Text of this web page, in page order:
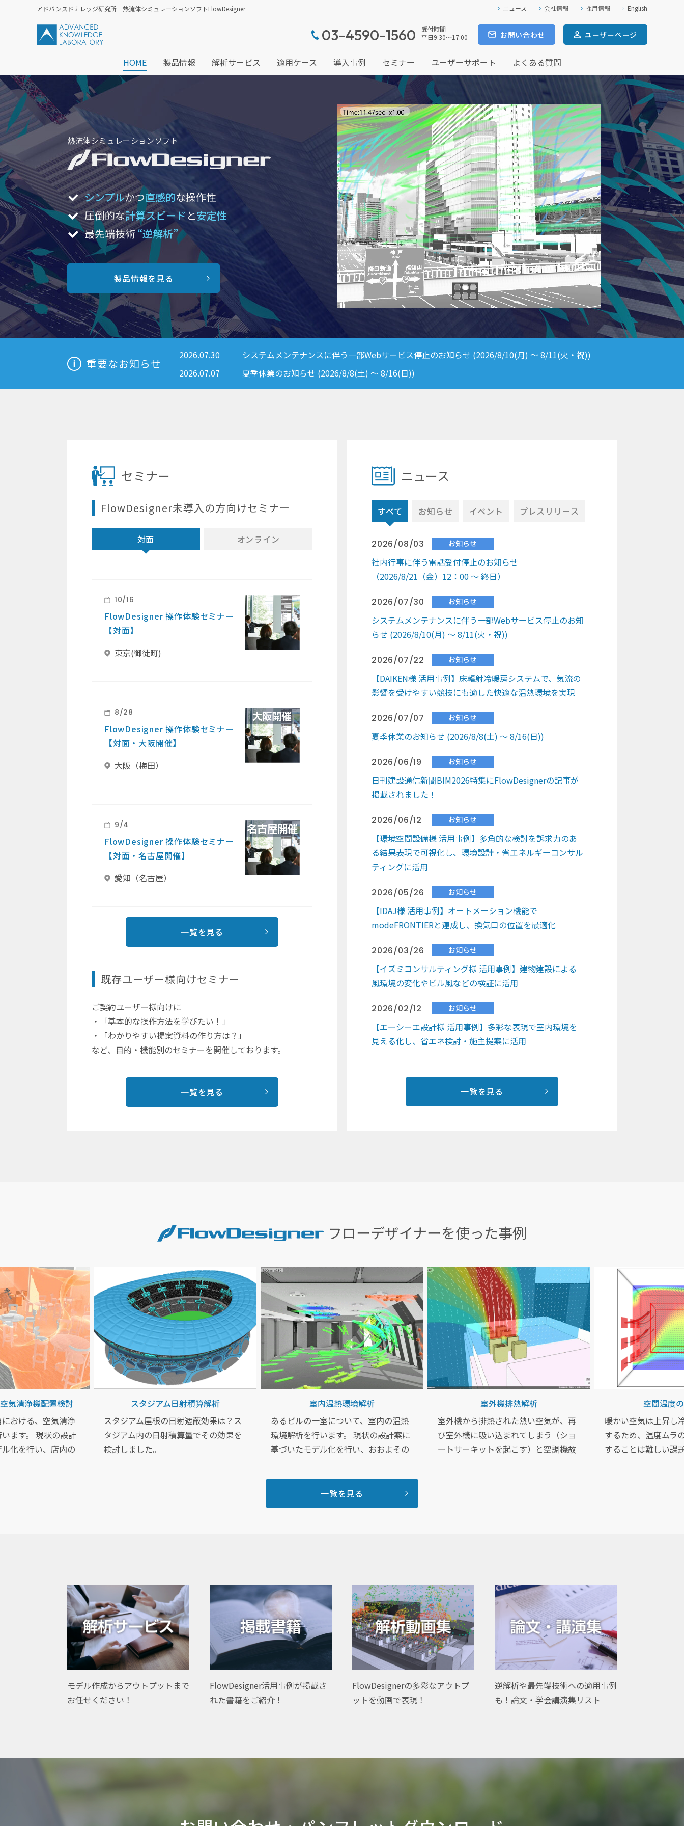
アドバンスドナレッジ研究所｜熱流体シミュレーションソフトFlowDesigner
03-4590-1560
受付時間
平日9:30～17:00
お問い合わせ ユーザーページ
HOME 製品情報 解析サービス 適用ケース 導入事例 セミナー ユーザーサポート よくある質問
ニュース 会社情報 採用情報 English
熱流体シミュレーションソフト
シンプルかつ直感的な操作性
圧倒的な計算スピード と安定性
最先端技術“逆解析”
製品情報を見る
重要なお知らせ
2026.07.30
システムメンテナンスに伴う一部Webサービス停止のお知らせ (2026/8/10(月) ～ 8/11(火・祝))
2026.07.07
夏季休業のお知らせ (2026/8/8(土) ～ 8/16(日))
セミナー
FlowDesigner未導入の方向けセミナー
対面 オンライン
10/16
FlowDesigner 操作体験セミナー
【対面】
東京(御徒町)
8/28
FlowDesigner 操作体験セミナー
【対面・大阪開催】
大阪（梅田）
9/4
FlowDesigner 操作体験セミナー
【対面・名古屋開催】
愛知（名古屋）
一覧を見る
既存ユーザー様向けセミナー
ご契約ユーザー様向けに
・「基本的な操作方法を学びたい！」
・「わかりやすい提案資料の作り方は？」
など、目的・機能別のセミナーを開催しております。
一覧を見る
ニュース
すべて お知らせ イベント プレスリリース
2026/08/03 お知らせ
社内行事に伴う電話受付停止のお知らせ
（2026/8/21（金）12：00 ～ 終日）
2026/07/30 お知らせ
システムメンテナンスに伴う一部Webサービス停止のお知
らせ (2026/8/10(月) ～ 8/11(火・祝))
2026/07/22 お知らせ
【DAIKEN様 活用事例】床輻射冷暖房システムで、気流の
影響を受けやすい競技にも適した快適な温熱環境を実現
2026/07/07 お知らせ
夏季休業のお知らせ (2026/8/8(土) ～ 8/16(日))
2026/06/19 お知らせ
日刊建設通信新聞BIM2026特集にFlowDesignerの記事が
掲載されました！
2026/06/12 お知らせ
【環境空間設備様 活用事例】多角的な検討を訴求力のあ
る結果表現で可視化し、環境設計・省エネルギーコンサル
ティングに活用
2026/05/26 お知らせ
【IDAJ様 活用事例】オートメーション機能で
modeFRONTIERと連成し、換気口の位置を最適化
2026/03/26 お知らせ
【イズミコンサルティング様 活用事例】建物建設による
風環境の変化やビル風などの検証に活用
2026/02/12 お知らせ
【エーシーエ設計様 活用事例】多彩な表現で室内環境を
見える化し、省エネ検討・施主提案に活用
『建設ITガイド2026』でFlowDesignerのユーザーレビュ
一覧を見る
フローデザイナーを使った事例
気清浄機配置検討
おける、空気清浄
ます。 現状の設計
化を行い、店内の
スタジアム日射積算解析
スタジアム屋根の日射遮蔽効果は？ス
タジアム内の日射積算量でその効果を
検討しました。
室内温熱環境解析
あるビルの一室について、室内の温熱
環境解析を行います。 現状の設計案に
基づいたモデル化を行い、おおよその
ータを用いてリアリティのある資料を
室外機排熱解析
室外機から排熱された熱い空気が、再
び室外機に吸い込まれてしまう（ショ
ートサーキットを起こす）と空調機故
空間温度
暖かい空気は上昇し
するため、温度ムラ
することは難しい課
一覧を見る
モデル作成からアウトプットまで
お任せください！
FlowDesigner活用事例が掲載さ
れた書籍をご紹介！
FlowDesignerの多彩なアウトプ
ットを動画で表現！
逆解析や最先端技術への適用事例
も！論文・学会講演集リスト